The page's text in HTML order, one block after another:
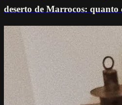
deserto de Marrocos: quanto